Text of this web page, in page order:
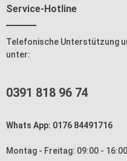
Service-Hotline
Telefonische Unterstützung
unter:
0391 818 96 74
Whats App: 0176 84491716
Montag - Freitag: 09:00 -